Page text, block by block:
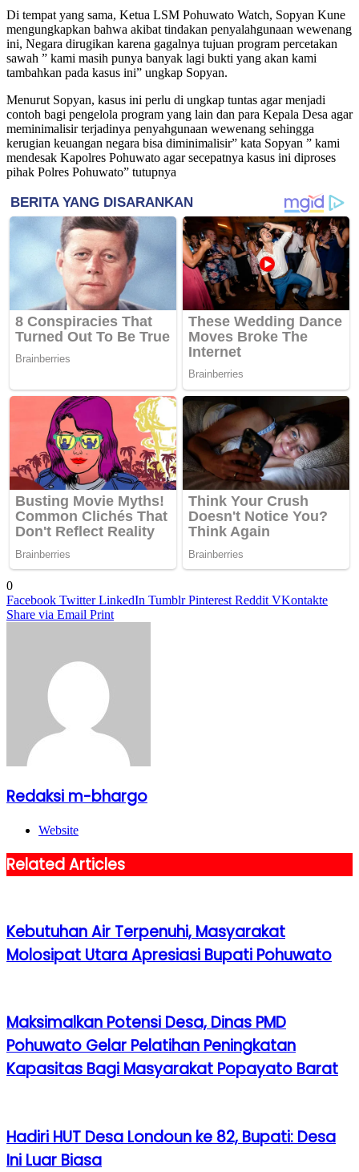
Di tempat yang sama, Ketua LSM Pohuwato Watch, Sopyan Kune
mengungkapkan bahwa akibat tindakan penyalahgunaan wewenang
ini, Negara dirugikan karena gagalnya tujuan program percetakan
sawah ” kami masih punya banyak lagi bukti yang akan kami
tambahkan pada kasus ini” ungkap Sopyan.
Menurut Sopyan, kasus ini perlu di ungkap tuntas agar menjadi
contoh bagi pengelola program yang lain dan para Kepala Desa agar
meminimalisir terjadinya penyahgunaan wewenang sehingga
kerugian keuangan negara bisa diminimalisir” kata Sopyan ” kami
mendesak Kapolres Pohuwato agar secepatnya kasus ini diproses
pihak Polres Pohuwato” tutupnya
0
Facebook Twitter LinkedIn Tumblr Pinterest Reddit VKontakte
Share via Email Print
Redaksi m-bhargo
Website
Related Articles
Kebutuhan Air Terpenuhi, Masyarakat
Molosipat Utara Apresiasi Bupati Pohuwato
Maksimalkan Potensi Desa, Dinas PMD
Pohuwato Gelar Pelatihan Peningkatan
Kapasitas Bagi Masyarakat Popayato Barat
Hadiri HUT Desa Londoun ke 82, Bupati: Desa
Ini Luar Biasa